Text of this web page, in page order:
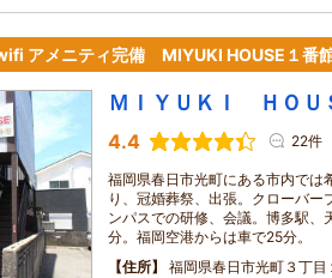
アメニティ完備 MIYUKI HOUSE１番
ＭＩＹＵＫＩ ＨＯ
4.4 22件
福岡県春日市光町にある市内では
り、冠婚葬祭、出張。クローバー
ンパスでの研修、会議。博多駅
分。福岡空港からは車で25分。
住所
福岡県春日市光町３丁